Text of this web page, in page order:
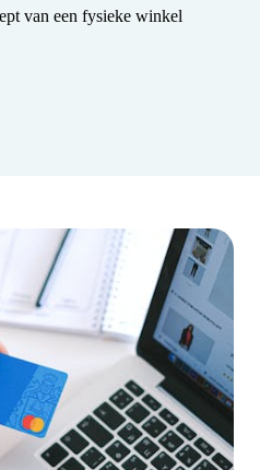
van een fysieke winkel